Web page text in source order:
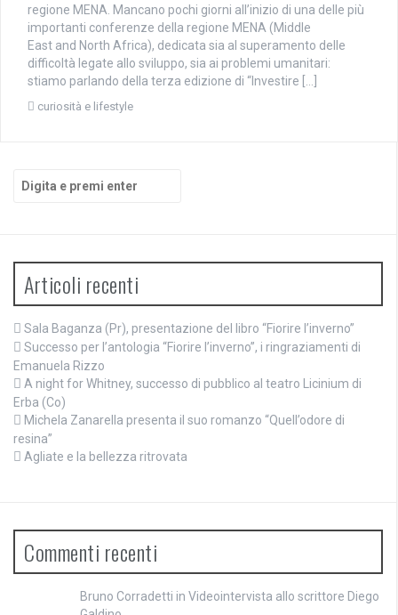
regione MENA. Mancano pochi giorni all’inizio di una delle più
importanti conferenze della regione MENA (Middle
East and North Africa), dedicata sia al superamento delle
difficoltà legate allo sviluppo, sia ai problemi umanitari:
stiamo parlando della terza edizione di “Investire […]
curiosità e lifestyle
Articoli recenti
Sala Baganza (Pr), presentazione del libro “Fiorire l’inverno”
Successo per l’antologia “Fiorire l’inverno”, i ringraziamenti di
Emanuela Rizzo
A night for Whitney, successo di pubblico al teatro Licinium di
Erba (Co)
Michela Zanarella presenta il suo romanzo “Quell’odore di
resina”
Agliate e la bellezza ritrovata
Commenti recenti
Bruno Corradetti in Videointervista allo scrittore Diego